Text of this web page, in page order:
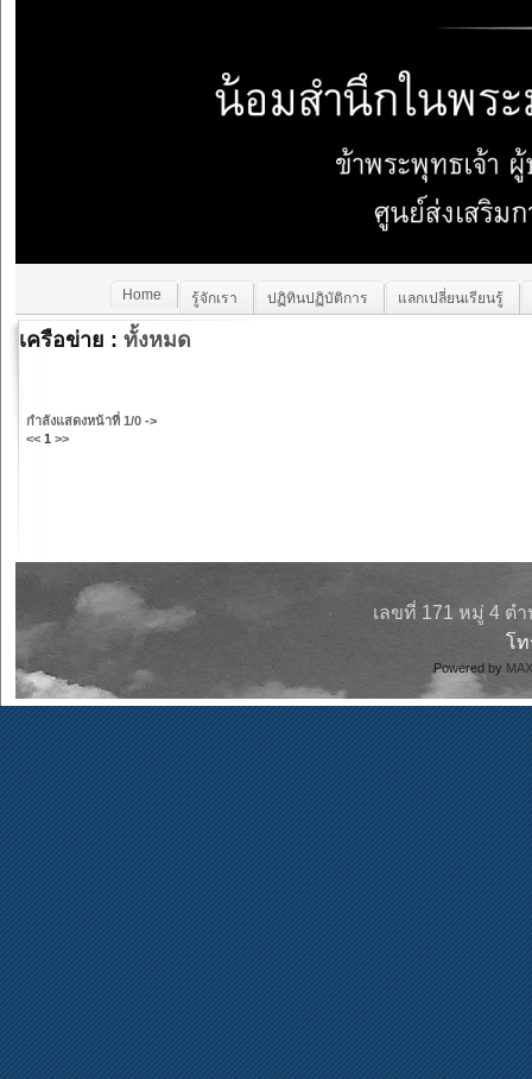
Home รู้จักเรา ปฏิทินปฏิบัติการ แลกเปลี่ยนเรียนรู้
เครือข่าย : ทั้งหมด
กำลังแสดงหน้าที่ 1/0 ->
<< 1 >>
เลขที่ 171 หมู่ 4 ต
โ
Powered by